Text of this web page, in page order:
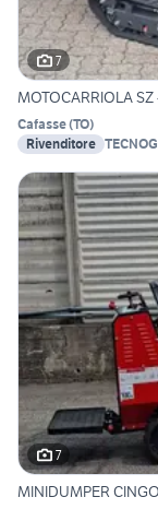
7
MOTOCARRIOLA SZ
Cafasse(TO)
Rivenditore
7
MINIDUMPER